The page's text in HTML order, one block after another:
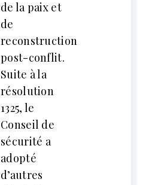
de la paix et
de
reconstruction
post-conflit.
Suite à la
résolution
1325, le
Conseil de
sécurité a
adopté
d’autres